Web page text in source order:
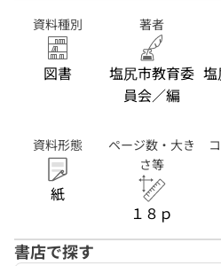
資料種別
図書
著者
塩尻市教育委
員会／編
資料形態
紙
ページ数・大き
さ等
１８ｐ
書店で探す